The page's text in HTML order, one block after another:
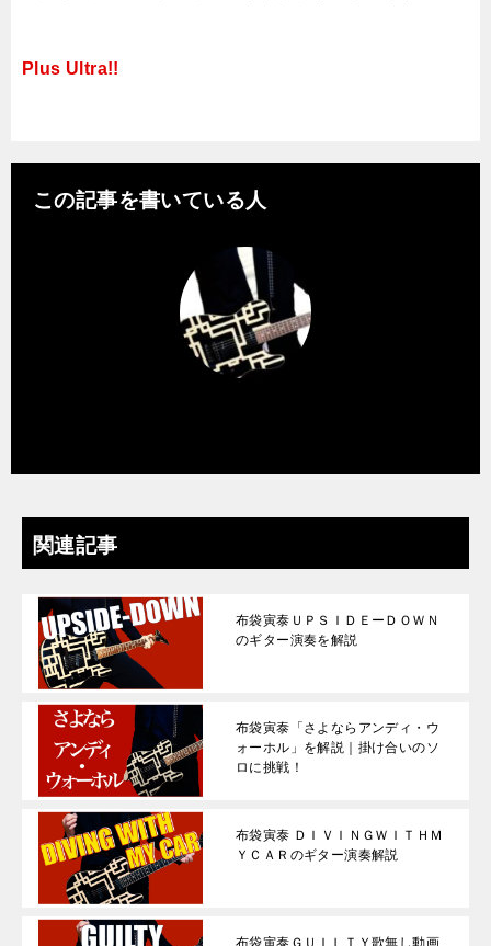
Plus Ultra!!
この記事を書いている人
関連記事
布袋寅泰ＵＰＳＩＤＥーＤＯＷＮ
のギター演奏を解説
布袋寅泰「さよならアンディ・ウ
ォーホル」を解説｜掛け合いのソ
ロに挑戦！
布袋寅泰 ＤＩＶＩＮＧＷＩＴＨＭ
ＹＣＡＲのギター演奏解説
布袋寅泰ＧＵＩＬＴＹ歌無し動画